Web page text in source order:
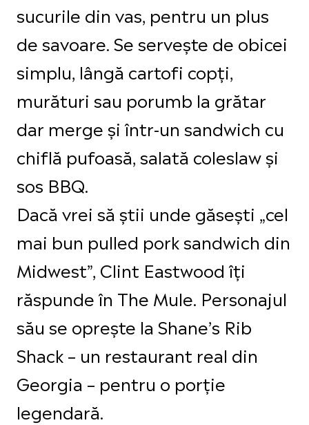
sucurile din vas, pentru un plus
de savoare. Se servește de obicei
simplu, lângă cartofi copți,
murături sau porumb la grătar
dar merge și într-un sandwich cu
chiflă pufoasă, salată coleslaw și
sos BBQ.
Dacă vrei să știi unde găsești „cel
mai bun pulled pork sandwich din
Midwest”, Clint Eastwood îți
răspunde în The Mule. Personajul
său se oprește la Shane’s Rib
Shack – un restaurant real din
Georgia – pentru o porție
legendară.